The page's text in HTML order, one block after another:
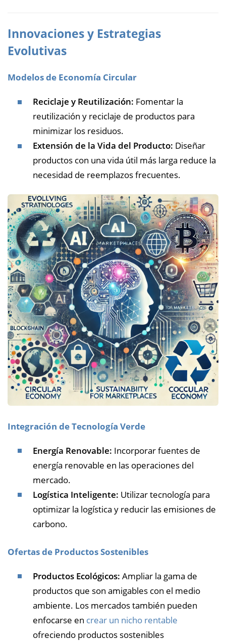
Innovaciones y Estrategias
Evolutivas
Modelos de Economía Circular
Reciclaje y Reutilización: Fomentar la
reutilización y reciclaje de productos para
minimizar los residuos.
Extensión de la Vida del Producto: Diseñar
productos con una vida útil más larga reduce la
necesidad de reemplazos frecuentes.
Integración de Tecnología Verde
Energía Renovable: Incorporar fuentes de
energía renovable en las operaciones del
mercado.
Logística Inteligente: Utilizar tecnología para
optimizar la logística y reducir las emisiones de
carbono.
Ofertas de Productos Sostenibles
Productos Ecológicos: Ampliar la gama de
productos que son amigables con el medio
ambiente. Los mercados también pueden
enfocarse en crear un nicho rentable
ofreciendo productos sostenibles